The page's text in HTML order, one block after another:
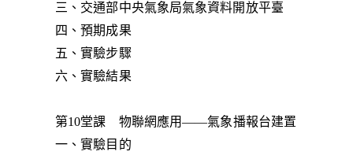
三、交通部中央氣象局氣象資料開放平臺
四、預期成果
五、實驗步驟
六、實驗結果
第10堂課 物聯網應用——氣象播報台建置
一、實驗目的